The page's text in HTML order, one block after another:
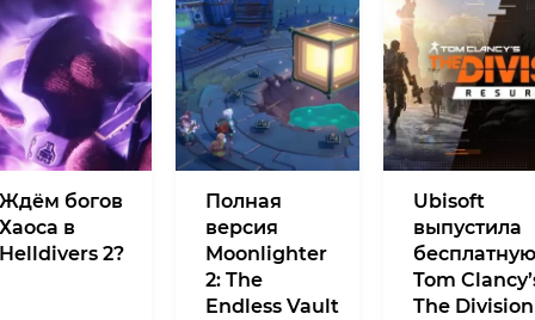
Ждём богов
Хаоса в
Helldivers 2?
Полная
версия
Moonlighter
2: The
Endless Vault
Ubisoft
выпустила
бесплатную
Tom
The Division